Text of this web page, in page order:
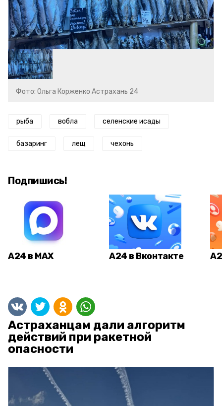
Фото: Ольга Корженко Астрахань 24
рыба вобла селенские исады
базаринг лещ чехонь
Подпишись!
А24 в MAX А24 в Вконтакте
Астраханцам дали алгоритм
действий при ракетной
опасности